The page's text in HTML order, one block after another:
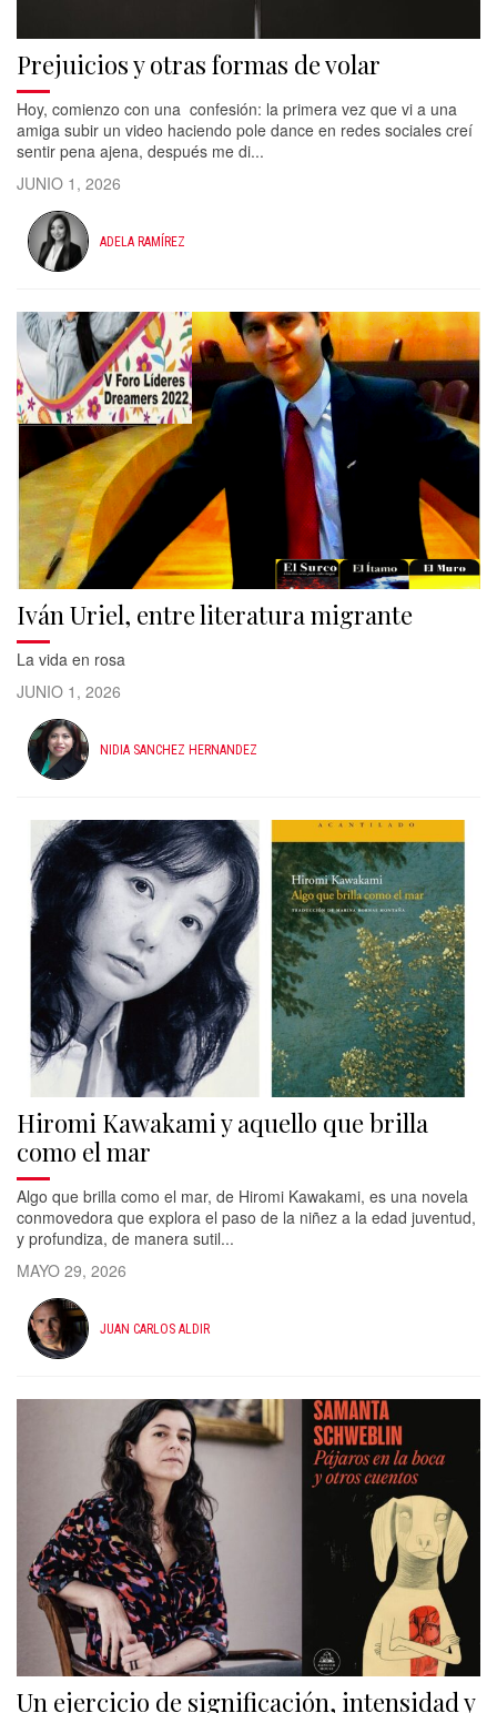
Prejuicios y otras formas de volar
Hoy, comienzo con una confesión: la primera vez que vi a una
amiga subir un video haciendo pole dance en redes sociales creí
sentir pena ajena, después me di...
JUNIO 1, 2026
ADELA RAMÍREZ
Iván Uriel, entre literatura migrante
La vida en rosa
JUNIO 1, 2026
NIDIA SANCHEZ HERNANDEZ
Hiromi Kawakami y aquello que brilla
como el mar
Algo que brilla como el mar, de Hiromi Kawakami, es una novela
conmovedora que explora el paso de la niñez a la edad juventud,
y profundiza, de manera sutil...
MAYO 29, 2026
JUAN CARLOS ALDIR
Un ejercicio de significación, intensidad y